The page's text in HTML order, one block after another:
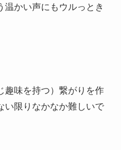
温かい声にもウルっとき
趣味を持つ）繋がりを作
い限りなかなか難しいで